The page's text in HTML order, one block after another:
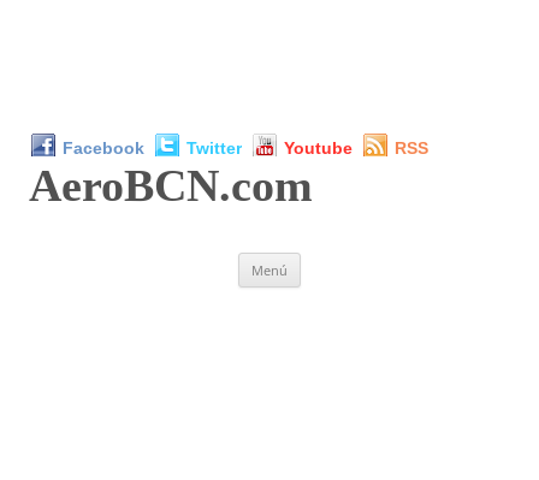
Facebook Twitter Youtube RSS
AeroBCN.com
Menú